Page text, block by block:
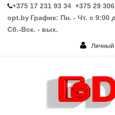
+375 17 231 93 34 +375 29
opt.by График: Пн. - Чт. с 9:00
Сб.-Вск. - вых.
Личный